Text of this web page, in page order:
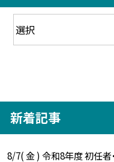
新着記事
8/7( 金 ) 令和8年度 初任者・